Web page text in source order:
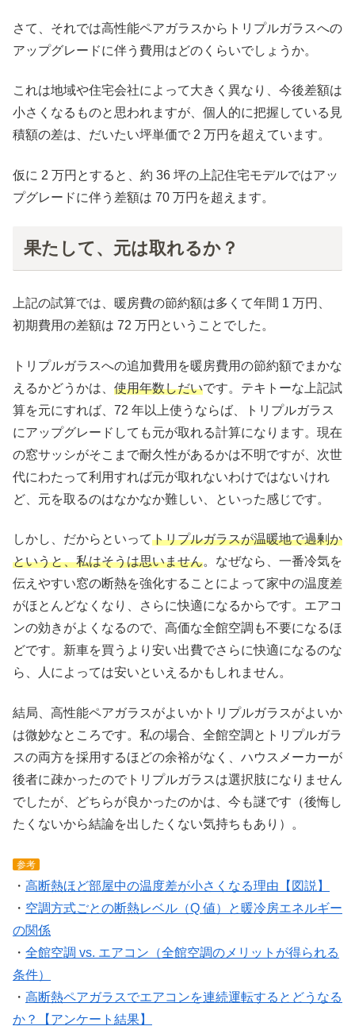
さて、それでは高性能ペアガラスからトリプルガラスへの
アップグレードに伴う費用はどのくらいでしょうか。
これは地域や住宅会社によって大きく異なり、今後差額は
小さくなるものと思われますが、個人的に把握している見
積額の差は、だいたい坪単価で 2 万円を超えています。
仮に 2 万円とすると、約 36 坪の上記住宅モデルではアッ
プグレードに伴う差額は 70 万円を超えます。
果たして、元は取れるか？
上記の試算では、暖房費の節約額は多くて年間 1 万円、
初期費用の差額は 72 万円ということでした。
トリプルガラスへの追加費用を暖房費用の節約額でまかな
えるかどうかは、 使用年数しだいです。テキトーな上記試
算を元にすれば、72 年以上使うならば、トリプルガラス
にアップグレードしても元が取れる計算になります。現在
の窓サッシがそこまで耐久性があるかは不明ですが、次世
代にわたって利用すれば元が取れないわけではないけれ
ど、元を取るのはなかなか難しい、といった感じです。
しかし、だからといってトリプルガラスが温暖地で過剰か
というと、私はそうは思いません。なぜなら、一番冷気を
伝えやすい窓の断熱を強化することによって家中の温度差
がほとんどなくなり、さらに快適になるからです。エアコ
ンの効きがよくなるので、高価な全館空調も不要になるほ
どです。新車を買うより安い出費でさらに快適になるのな
ら、人によっては安いといえるかもしれません。
結局、高性能ペアガラスがよいかトリプルガラスがよいか
は微妙なところです。私の場合、全館空調とトリプルガラ
スの両方を採用するほどの余裕がなく、ハウスメーカーが
後者に疎かったのでトリプルガラスは選択肢になりません
でしたが、どちらが良かったのかは、今も謎です（後悔し
たくないから結論を出したくない気持ちもあり）。
参考
・ 高断熱ほど部屋中の温度差が小さくなる理由【図説】
・ 空調方式ごとの断熱レベル（Q 値）と暖冷房エネルギー
の関係
・ 全館空調 vs. エアコン（全館空調のメリットが得られる
条件）
・ 高断熱ペアガラスでエアコンを連続運転するとどうなる
か？【アンケート結果】